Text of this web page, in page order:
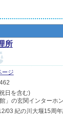
所
ージ
日を含む)
」の玄関インターホ
03 紀の川大堰15周